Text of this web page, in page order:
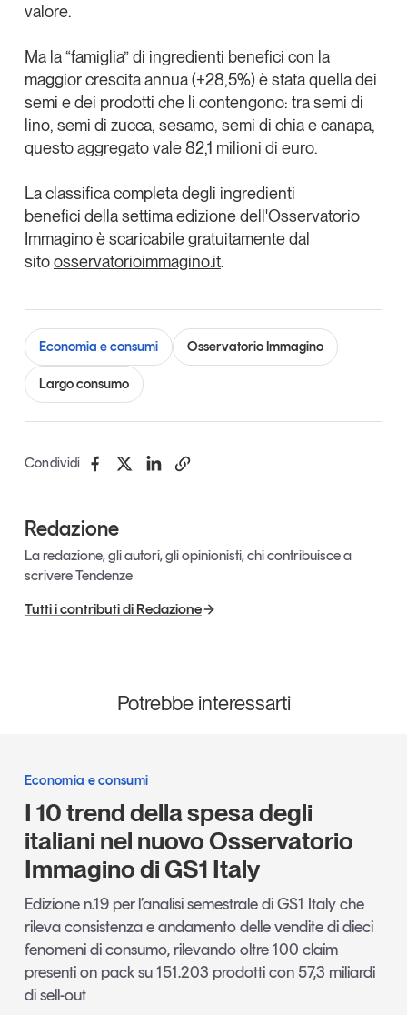
Un anno di
Leggi il magazine
Tendenze è il magazine di GS1 Italy che racconta in
modo indipendente il cambiamento e le sfide del largo
consumo e dell’economia a professionisti e
consumatori
GS1 Italy
valore.
Ma la “famiglia” di ingredienti benefici con la
maggior crescita annua (+28,5%) è stata quella dei
semi e dei prodotti che li contengono: tra semi di
lino, semi di zucca, sesamo, semi di chia e canapa,
questo aggregato vale82,1 milioni di euro.
Laclassifica completa degli ingredienti
benefici della settima edizione dell'Osservatorio
Immagino èscaricabile gratuitamentedal
sitoosservatorioimmagino.it.
Economia e consumi Osservatorio Immagino
Largo consumo
Condividi
Redazione
La redazione, gli autori, gli opinionisti, chi contribuisce a
scrivere Tendenze
Tutti i contributi di Redazione
Potrebbe interessarti
Economia e consumi
I 10 trend della spesa degli
italiani nel nuovo Osservatorio
Immagino di GS1 Italy
Edizione n.19 per l’analisi semestrale di GS1 Italy che
rileva consistenza e andamento delle vendite di dieci
fenomeni di consumo, rilevando oltre 100 claim
presenti on pack su 151.203 prodotti con 57,3 miliardi
di sell-out